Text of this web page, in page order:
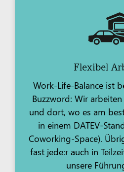
Flexibel
Work-Life-Balance ist
Buzzword: Wir
und dort, wo es am
in einem DATEV-
Coworking-Space).
fast jede:r auch in
unsere